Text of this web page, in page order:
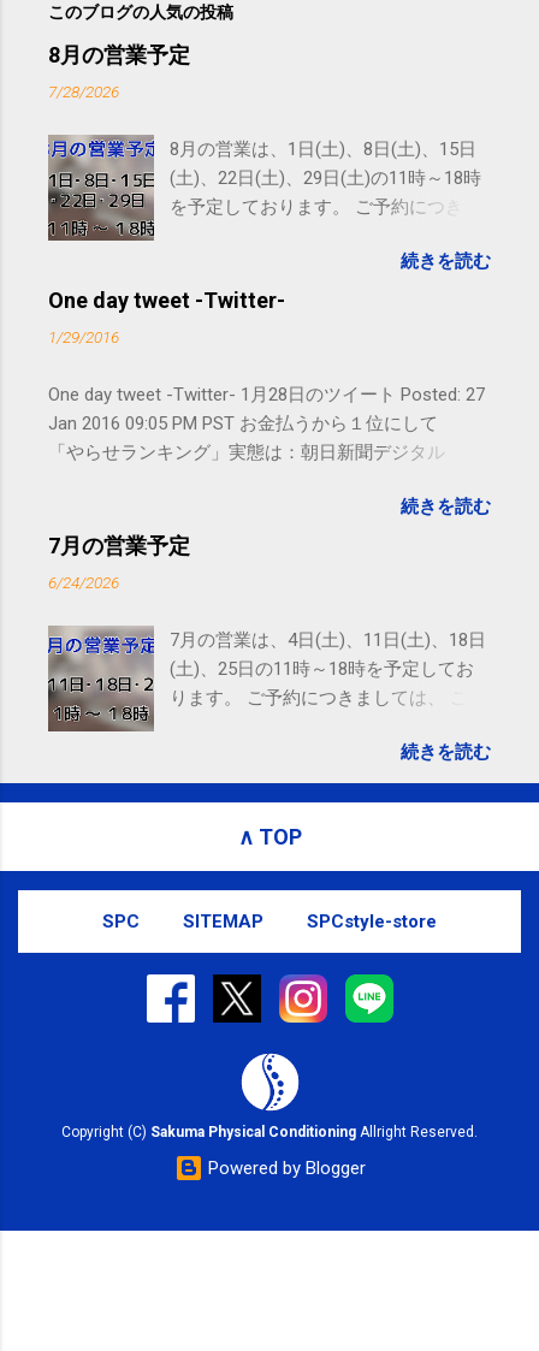
このブログの人気の投稿
8月の営業予定
7/28/2026
8月の営業は、1日(土)、8日(土)、15日
(土)、22日(土)、29日(土)の11時～18時
を予定しております。 ご予約につきま
す。 電話に出られないことがあります
ので、ご予約、お問い合わせは
続きを読む
One day tweet -Twitter-
1/29/2016
One day tweet -Twitter- 1月28日のツイート Posted: 27
Jan 2016 09:05 PM PST お金払うから１位にして
「やらせランキング」実態は：朝日新聞デジタル
to email updates from サクマフィジカルコンディショ
ニング(@SPCstyle) - Twilog . To stop receiving these
powered by Google Google Inc., 1600 Amphitheatre
Parkway, Mountain View, CA 94043, United States
続きを読む
7月の営業予定
6/24/2026
7月の営業は、4日(土)、11日(土)、18日
(土)、25日の11時～18時を予定してお
ります。 ご予約につきましては、 こち
れないことがありますので、ご予約、
お問い合わせはSMS（ショートメッセ
続きを読む
∧ TOP
SPC SITEMAP SPCstyle-store
Copyright (C) Sakuma Physical Conditioning Allright Reserved.
Powered by Blogger